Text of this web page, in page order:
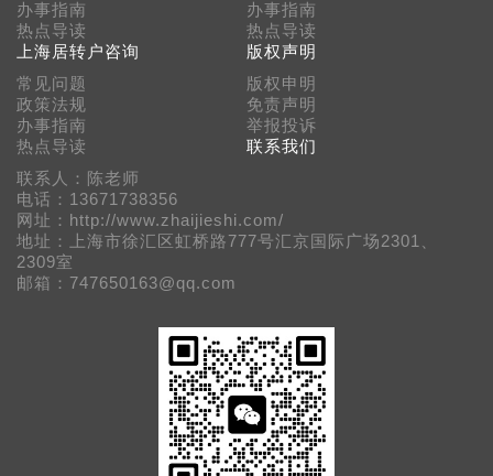
办事指南
热点导读
办事指南
热点导读
上海居转户咨询
常见问题
政策法规
办事指南
热点导读
版权声明
版权申明
免责声明
举报投诉
联系我们
联系人：陈老师
电话：13671738356
网址：http://www.zhaijieshi.com/
地址：上海市徐汇区虹桥路777号汇京国际广场2301、
2309室
邮箱：747650163@qq.com